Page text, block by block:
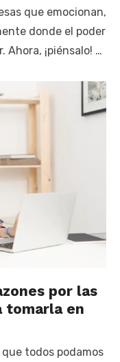
que emocionan,
donde el poder
¡piénsalo! …
por las
tomarla en
todos podamos